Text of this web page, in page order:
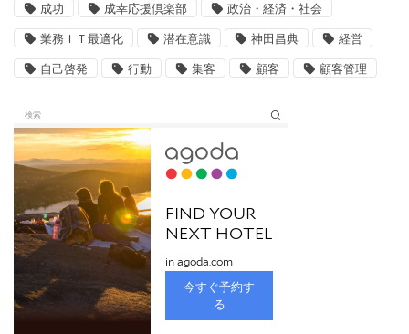
成功 成幸応援倶楽部 政治・経済・社会
業務ＩＴ最適化 潜在意識 神田昌典 経営
自己啓発 行動 集客 顧客 顧客管理